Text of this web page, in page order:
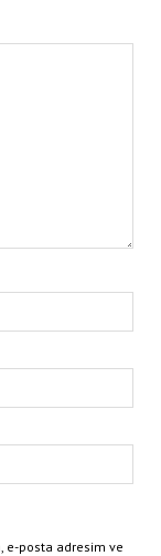
e-posta adresim ve